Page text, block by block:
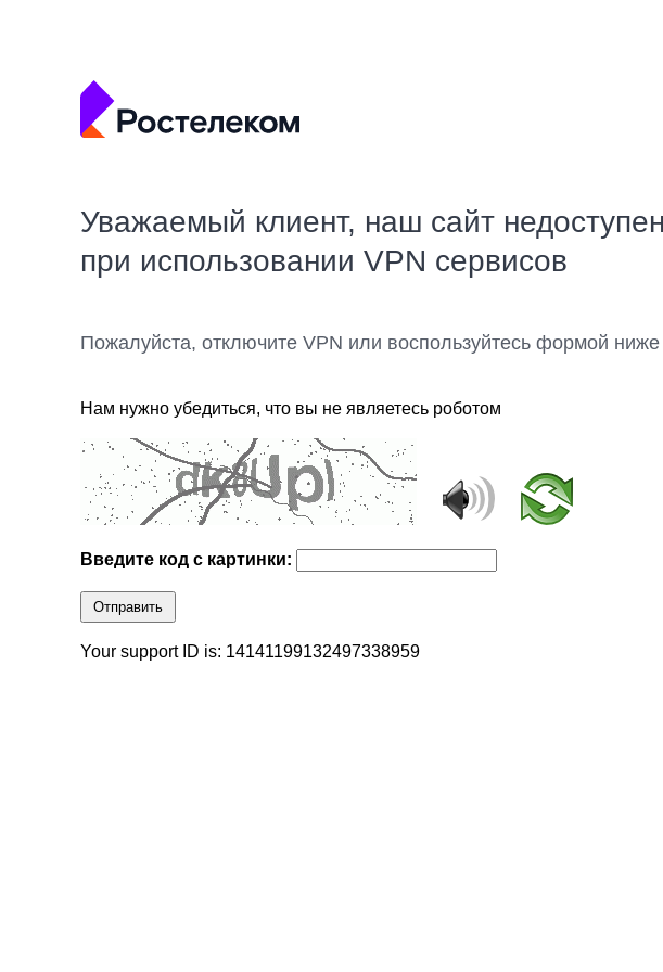
Уважаемый клиент, наш сайт недоступен
при использовании VPN сервисов
Пожалуйста, отключите VPN или воспользуйтесь формой
Нам нужно убедиться, что вы не являетесь роботом
Введите код с картинки:
Отправить
Your support ID is: 14141199132497338959